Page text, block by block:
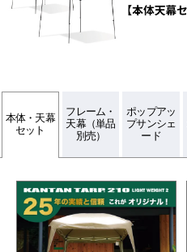
本体・天幕
セット
フレーム・
天幕（単品
別売）
ポップアッ
プサンシェ
ード